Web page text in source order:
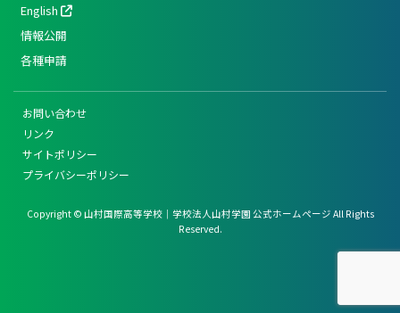
English
情報公開
各種申請
お問い合わせ
リンク
サイトポリシー
プライバシーポリシー
Copyright © 山村国際高等学校｜学校法人山村学園 公式ホームページ All Rights
Reserved.